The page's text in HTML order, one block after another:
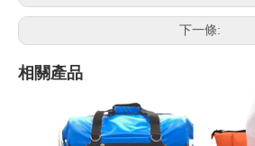
下一條:
相關產品